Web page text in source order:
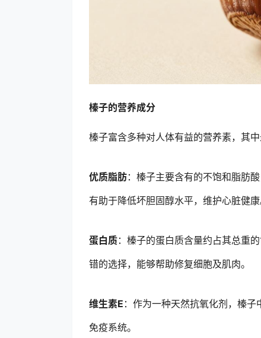
榛子的营养成分
榛子富含多种对人体有益的营养素，其中
优质脂肪：榛子主要含有的不饱和脂肪
有助于降低坏胆固醇水平，维护心脏健康
蛋白质：榛子的蛋白质含量约占其总重
错的选择，能够帮助修复细胞及肌肉。
维生素E ：作为一种天然抗氧化剂，榛
免疫系统。